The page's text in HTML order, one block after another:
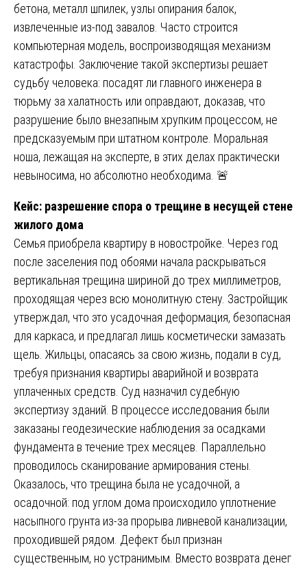
бетона, металл шпилек, узлы опирания балок,
извлеченные из-под завалов. Часто строится
компьютерная модель, воспроизводящая механизм
катастрофы. Заключение такой экспертизы решает
судьбу человека: посадят ли главного инженера в
тюрьму за халатность или оправдают, доказав, что
разрушение было внезапным хрупким процессом, не
предсказуемым при штатном контроле. Моральная
ноша, лежащая на эксперте, в этих делах практически
невыносима, но абсолютно необходима. 🚨
Кейс: разрешение спора о трещине в несущей стене
жилого дома
Семья приобрела квартиру в новостройке. Через год
после заселения под обоями начала раскрываться
вертикальная трещина шириной до трех миллиметров,
проходящая через всю монолитную стену. Застройщик
утверждал, что это усадочная деформация, безопасная
для каркаса, и предлагал лишь косметически замазать
щель. Жильцы, опасаясь за свою жизнь, подали в суд,
требуя признания квартиры аварийной и возврата
уплаченных средств. Суд назначил судебную
экспертизу зданий. В процессе исследования были
заказаны геодезические наблюдения за осадками
фундамента в течение трех месяцев. Параллельно
проводилось сканирование армирования стены.
Оказалось, что трещина была не усадочной, а
осадочной: под углом дома происходило уплотнение
насыпного грунта из-за прорыва ливневой канализации,
проходившей рядом. Дефект был признан
существенным, но устранимым. Вместо возврата денег